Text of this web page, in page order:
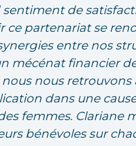
de
ce partenariat se
entre nos
mécénat financier
nous retrouvons
dans une
femmes. Clariane
bénévoles sur